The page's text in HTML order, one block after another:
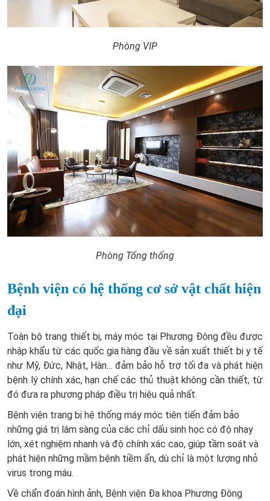
Phòng VIP
Phòng Tổng thống
Bệnh viện có hệ thống cơ sở vật chất hiện
đại
Toàn bộ trang thiết bị, máy móc tại Phương Đông đều được
nhập khẩu từ các quốc gia hàng đầu về sản xuất thiết bị y tế
như Mỹ, Đức, Nhật, Hàn... đảm bảo hỗ trợ tối đa và phát hiện
bệnh lý chính xác, hạn chế các thủ thuật không cần thiết, từ
đó đưa ra phương pháp điều trị hiệu quả nhất.
Bệnh viện trang bị hệ thống máy móc tiên tiến đảm bảo
những giá trị lâm sàng của các chỉ dấu sinh học có độ nhạy
lớn, xét nghiệm nhanh và độ chính xác cao, giúp tầm soát và
phát hiện những mầm bệnh tiềm ẩn, dù chỉ là một lượng nhỏ
virus trong máu.
Về chẩn đoán hình ảnh, Bệnh viện Đa khoa Phương Đông